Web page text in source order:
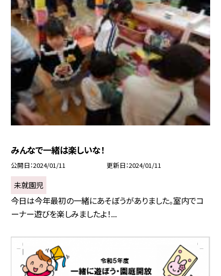
みんなで一緒は楽しいな！
公開日 2024/01/11 更新日 2024/01/11
未就園児
今日は今年最初の一緒にあそぼうがありました。室内でコ
ーナー遊びを楽しみましたよ！...